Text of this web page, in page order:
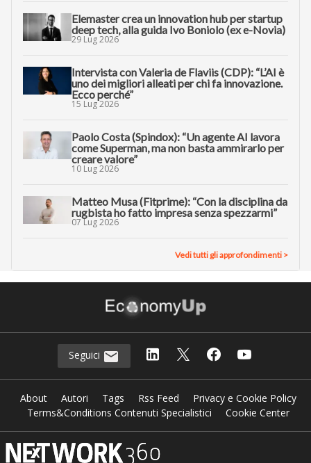
Elemaster crea un innovation hub per startup
deep tech, alla guida Ivo Boniolo (ex e-Novia)
29 Lug 2026
Intervista con Valeria de Flaviis (CDP): “L’AI è
uno dei migliori alleati per chi fa innovazione.
Ecco perché”
15 Lug 2026
Paolo Costa (Spindox): “Un agente AI lavora
come Superman, ma non basta ammirarlo per
creare valore”
10 Lug 2026
Matteo Musa (Fitprime): “Con la disciplina da
rugbista ho fatto impresa senza spezzarmi”
07 Lug 2026
Vedi tutti gli approfondimenti >
Seguici
About Autori Tags Rss Feed
Privacy e Cookie Policy
Terms&Conditions Contenuti Specialistici
Cookie Center